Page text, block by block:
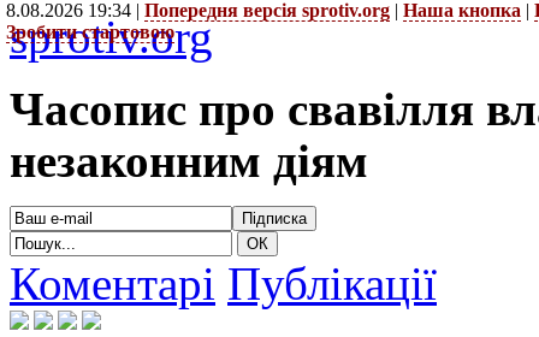
8.08.2026 19:34 | Попередня версія sprotiv.org | Наша кнопка |
Зробити стартовою
sprotiv.org
Часопис про свавілля
незаконним діям
Коментарі Публікації